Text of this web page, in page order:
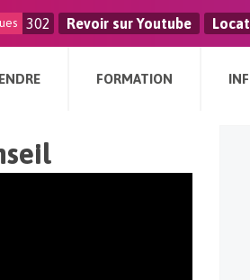
302 Revoir sur Youtube
FORMATION